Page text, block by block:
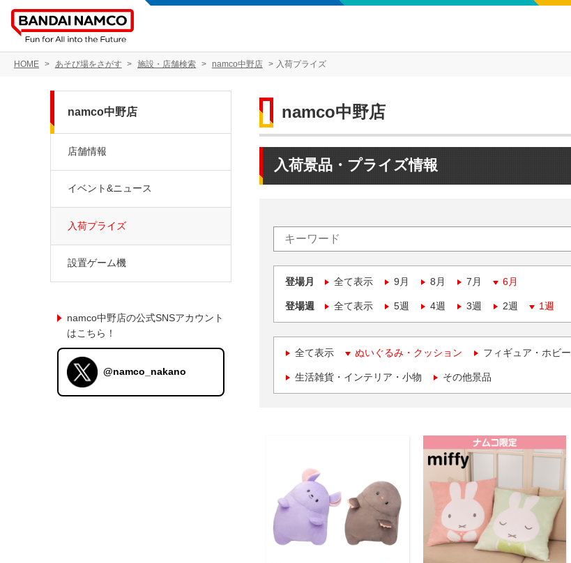
HOME あそび場をさがす 施設・店舗検索 namco中野店 入荷プライズ
namco中野店
入荷景品・プライズ情報
登場月 全て表示 9月 8月 7月 6月
登場週 全て表示 5週 4週 3週 2週 1週
全て表示 ぬいぐるみ・クッション フィギュア・ホビー
生活雑貨・インテリア・小物 その他景品
namco中野店
店舗情報
イベント&ニュース
入荷プライズ
設置ゲーム機
namco中野店の公式SNSアカウント
はこちら！
@namco_nakano